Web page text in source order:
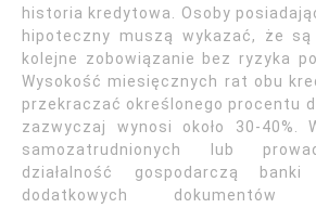
historia kredytowa. Osoby
hipoteczny muszą wykazać, że
kolejne zobowiązanie bez ryzyka
Wysokość miesięcznych rat obu
przekraczać określonego procentu
zazwyczaj wynosi około 30-40%.
samozatrudnionych lub
działalność gospodarczą
dodatkowych dokumentów